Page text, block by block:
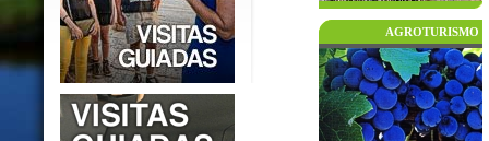
AGROTURISMO